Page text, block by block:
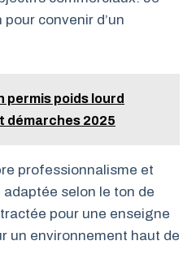
convenir d’un
permis poids lourd
démarches 2025
professionnalisme et
selon le ton de
pour une enseigne
un environnement haut de